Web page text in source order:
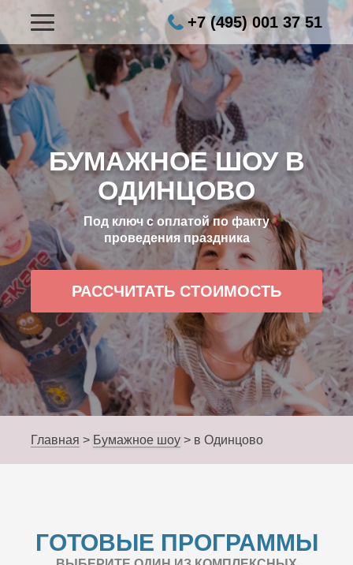
+7 (495) 001 37 51
БУМАЖНОЕ ШОУ В
ОДИНЦОВО
Под ключ с оплатой по факту
проведения праздника
РАССЧИТАТЬ СТОИМОСТЬ
Главная > Бумажное шоу > в Одинцово
ГОТОВЫЕ ПРОГРАММЫ